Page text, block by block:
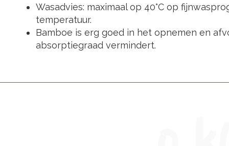
Wasadvies: maximaal op 40°C op
temperatuur.
Bamboe is erg goed in het opnemen en
absorptiegraad vermindert.